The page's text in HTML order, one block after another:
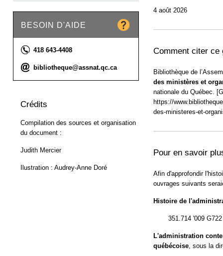
BESOIN D'AIDE
Téléphone :
418 643-4408
Courriel :
bibliotheque@assnat.qc.ca
Crédits
Compilation des sources et organisation
du document :
Judith Mercier
Ilustration : Audrey-Anne Doré
4 août 2026
Comment citer ce
Bibliothèque de
des ministères et
nationale du Québec.
https://
des-ministeres-et-
Pour en savoir
Afin d'approfondir
ouvrages suivants
Histoire de
351.714 '009
L'administration
québécoise, sous la